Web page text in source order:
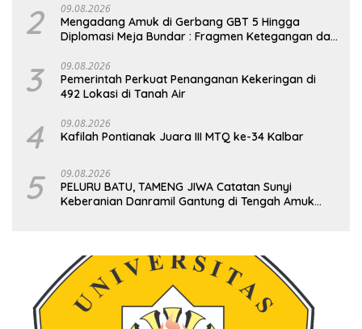
2 09.08.2026
Mengadang Amuk di Gerbang GBT 5 Hingga
Diplomasi Meja Bundar : Fragmen Ketegangan dan
Timah Belitung
3 09.08.2026
Pemerintah Perkuat Penanganan Kekeringan di
492 Lokasi di Tanah Air
4 09.08.2026
Kafilah Pontianak Juara III MTQ ke-34 Kalbar
5 09.08.2026
PELURU BATU, TAMENG JIWA Catatan Sunyi
Keberanian Danramil Gantung di Tengah Amuk